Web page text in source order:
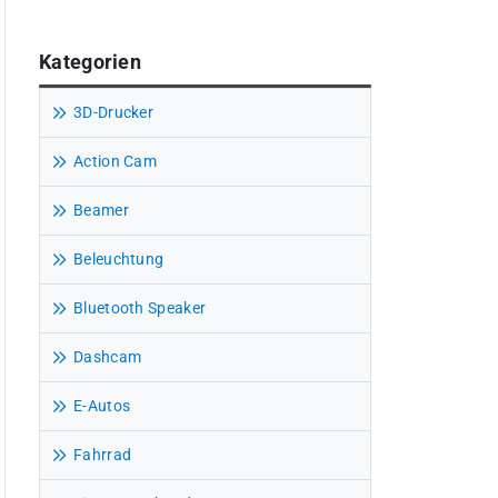
Kategorien
3D-Drucker
Action Cam
Beamer
Beleuchtung
Bluetooth Speaker
Dashcam
E-Autos
Fahrrad